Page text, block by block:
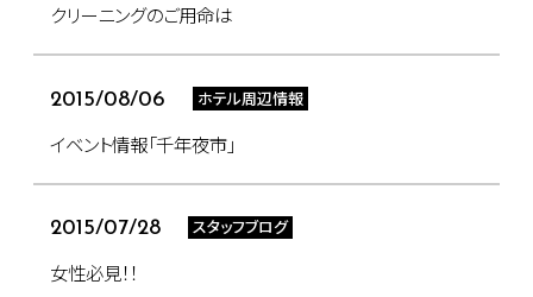
クリーニングのご用命は
2015/08/06 ホテル周辺情報
イベント情報「千年夜市」
2015/07/28 スタッフブログ
女性必見！！